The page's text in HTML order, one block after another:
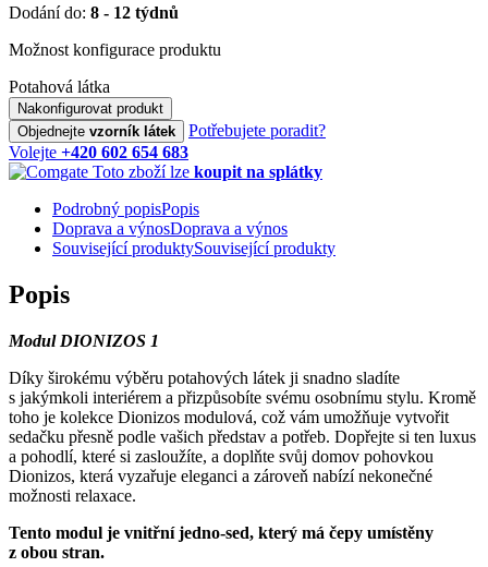
Dodání do: 8 - 12 týdnů
Možnost konfigurace produktu
Potahová látka
Nakonfigurovat produkt
Objednejte vzorník látek
Potřebujete poradit?
Volejte +420 602 654 683
Toto zboží lze koupit na splátky
Podrobný popisPopis
Doprava a výnosDoprava a výnos
Související produktySouvisející produkty
Popis
Modul DIONIZOS 1
Díky širokému výběru potahových látek ji snadno sladíte
s jakýmkoli interiérem a přizpůsobíte svému osobnímu stylu. Kromě
toho je kolekce Dionizos modulová, což vám umožňuje vytvořit
sedačku přesně podle vašich představ a potřeb. Dopřejte si ten luxus
a pohodlí, které si zasloužíte, a doplňte svůj domov pohovkou
Dionizos, která vyzařuje eleganci a zároveň nabízí nekonečné
možnosti relaxace.
Tento modul je vnitřní jedno-sed, který má čepy umístěny
z obou stran.